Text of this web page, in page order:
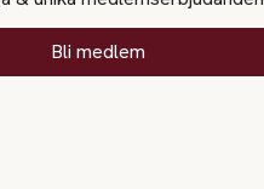
Bli medlem